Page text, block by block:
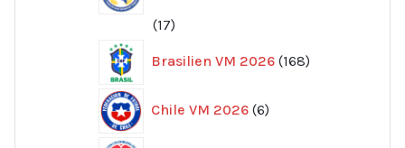
1717
Brasilien VM 2026 168
produkter
Chile VM 2026 6
produkter